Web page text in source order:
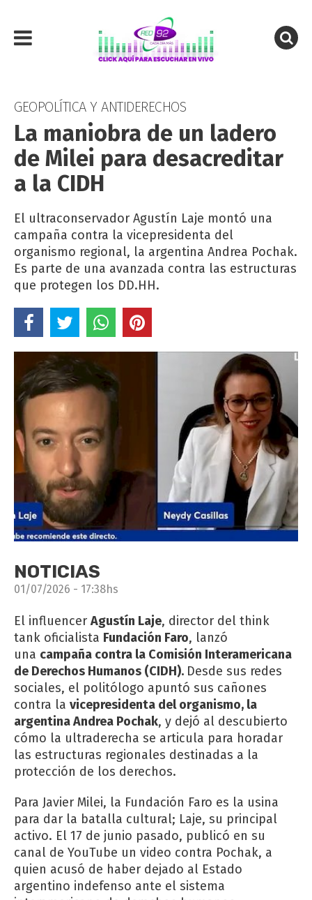
GEOPOLÍTICA Y ANTIDERECHOS
La maniobra de un ladero
de Milei para desacreditar
a la CIDH
El ultraconservador Agustín Laje montó una
campaña contra la vicepresidenta del
organismo regional, la argentina Andrea Pochak.
Es parte de una avanzada contra las estructuras
que protegen los DD.HH.
NOTICIAS
01/07/2026 - 17:38hs
El influencer Agustín Laje, director del think
tank oficialista Fundación Faro, lanzó
una campaña contra la Comisión Interamericana
de Derechos Humanos (CIDH). Desde sus redes
sociales, el politólogo apuntó sus cañones
contra la vicepresidenta del organismo, la
argentina Andrea Pochak, y dejó al descubierto
cómo la ultraderecha se articula para horadar
las estructuras regionales destinadas a la
protección de los derechos.
Para Javier Milei, la Fundación Faro es la usina
para dar la batalla cultural; Laje, su principal
activo. El 17 de junio pasado, publicó en su
canal de YouTube un video contra Pochak, a
quien acusó de haber dejado al Estado
argentino indefenso ante el sistema